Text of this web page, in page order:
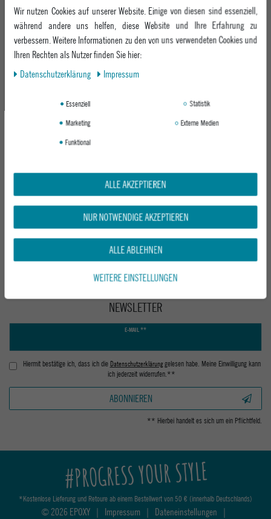
Gutscheine
Click & Collect
Samstag: 10:00 - 17:00
Whatsapp
Kontaktformular
Jobs
We Care - Wiederverwendete Verpackungen
Verleih
EPOXY STORES
Deggendorf
KEEP UP WITH US
Facebook
VERSAND
GEPRÜFTE SICHERHEIT
NEWSLETTER
E-MAIL **
Hiermit bestätige ich, dass ich die Daten­schutz­erklärunggelesen habe. Meine Einwilligung kann
ich jederzeit widerrufen.**
ABONNIEREN
** Hierbei handelt es sich um ein Pflichtfeld.
#PROGRESS YOUR STYLE
*Kostenlose Lieferung und Retoure ab einem Bestellwert von 50 € (innerhalb Deutschlands)
© 2026 EPOXY | Impressum | Dateneinstellungen |
Wir nutzen Cookies auf unserer Website. Einige von diesen sind essenziell,
während andere uns helfen, diese Website und Ihre Erfahrung zu
verbessern. Weitere Informationen zu den von uns verwendeten Cookies und
Ihren Rechten als Nutzer finden Sie hier:
Daten­schutz­erklärung
Impressum
Essenziell
Statistik
Marketing
Externe Medien
Funktional
ALLE AKZEPTIEREN
NUR NOTWENDIGE AKZEPTIEREN
ALLE ABLEHNEN
WEITERE EINSTELLUNGEN